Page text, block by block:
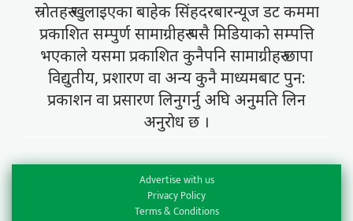
स्राेतहरु खुलाइएका बाहेक सिंहदरबारन्यूज डट कममा
प्रकाशित सम्पुर्ण सामाग्रीहरु यसै मिडियाकाे सम्पत्ति
भएकाले यसमा प्रकाशित कुनैपनि सामाग्रीहरु छापा
विद्युतीय, प्रशारण वा अन्य कुनै माध्यमबाट पुन:
प्रकाशन वा प्रसारण लिनुगर्नु अघि अनुमति लिन
अनुराेध छ ।
Advertise with us
Privacy Policy
Terms & Conditions